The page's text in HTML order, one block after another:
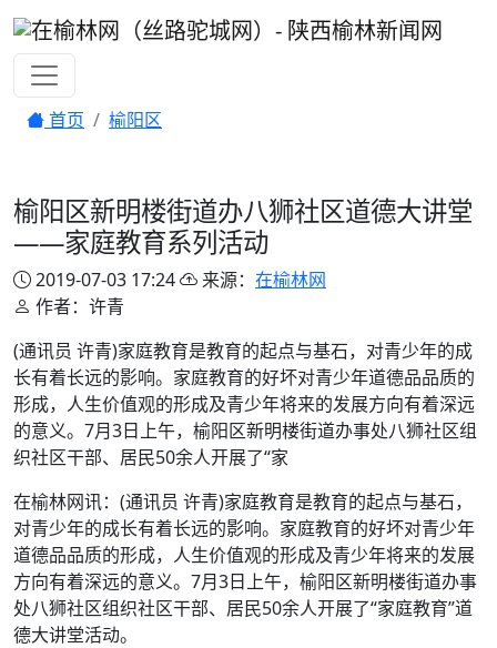
首页 榆阳区
榆阳区新明楼街道办八狮社区道德大讲堂
——家庭教育系列活动
2019-07-03 17:24 来源： 在榆林网
作者：许青
(通讯员 许青)家庭教育是教育的起点与基石，对青少年的成
长有着长远的影响。家庭教育的好坏对青少年道德品品质的
形成，人生价值观的形成及青少年将来的发展方向有着深远
的意义。7月3日上午，榆阳区新明楼街道办事处八狮社区组
织社区干部、居民50余人开展了“家
在榆林网讯：(通讯员 许青)家庭教育是教育的起点与基石，
对青少年的成长有着长远的影响。家庭教育的好坏对青少年
道德品品质的形成，人生价值观的形成及青少年将来的发展
方向有着深远的意义。7月3日上午，榆阳区新明楼街道办事
处八狮社区组织社区干部、居民50余人开展了“家庭教育”道
德大讲堂活动。